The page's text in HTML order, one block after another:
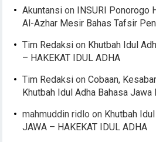
Akuntansi on INSURI Ponorogo
Al-Azhar Mesir Bahas Tafsir
Tim Redaksi on Khutbah Idul
– HAKEKAT IDUL ADHA
Tim Redaksi onCobaan,
Khutbah Idul Adha Bahasa Jawa
mahmuddin ridlo on Khutbah
JAWA – HAKEKAT IDUL ADHA